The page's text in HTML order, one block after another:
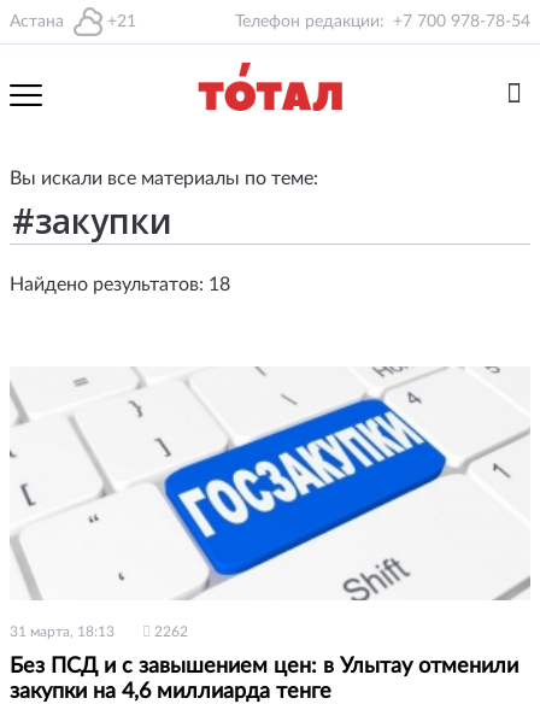
Астана +21 Телефон редакции: +7 700 978-78-54
Вы искали все материалы по теме:
Найдено результатов: 18
31 марта, 18:13 2262
Без ПСД и с завышением цен: в Улытау отменили
закупки на 4,6 миллиарда тенге